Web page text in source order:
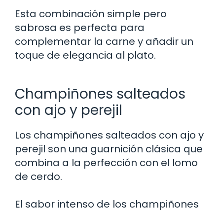
Esta combinación simple pero
sabrosa es perfecta para
complementar la carne y añadir un
toque de elegancia al plato.
Champiñones salteados
con ajo y perejil
Los champiñones salteados con ajo y
perejil son una guarnición clásica que
combina a la perfección con el lomo
de cerdo.
El sabor intenso de los champiñones